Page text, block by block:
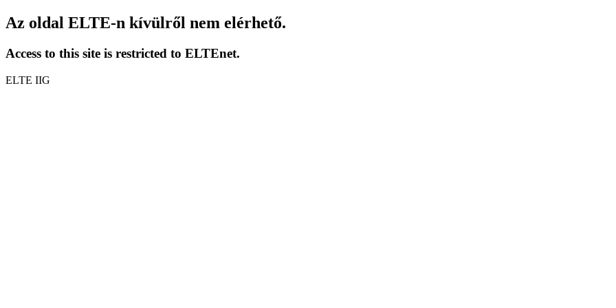
Az oldal ELTE-n kívülről nem elérhető.
Access to this site is restricted to ELTEnet.
ELTE IIG